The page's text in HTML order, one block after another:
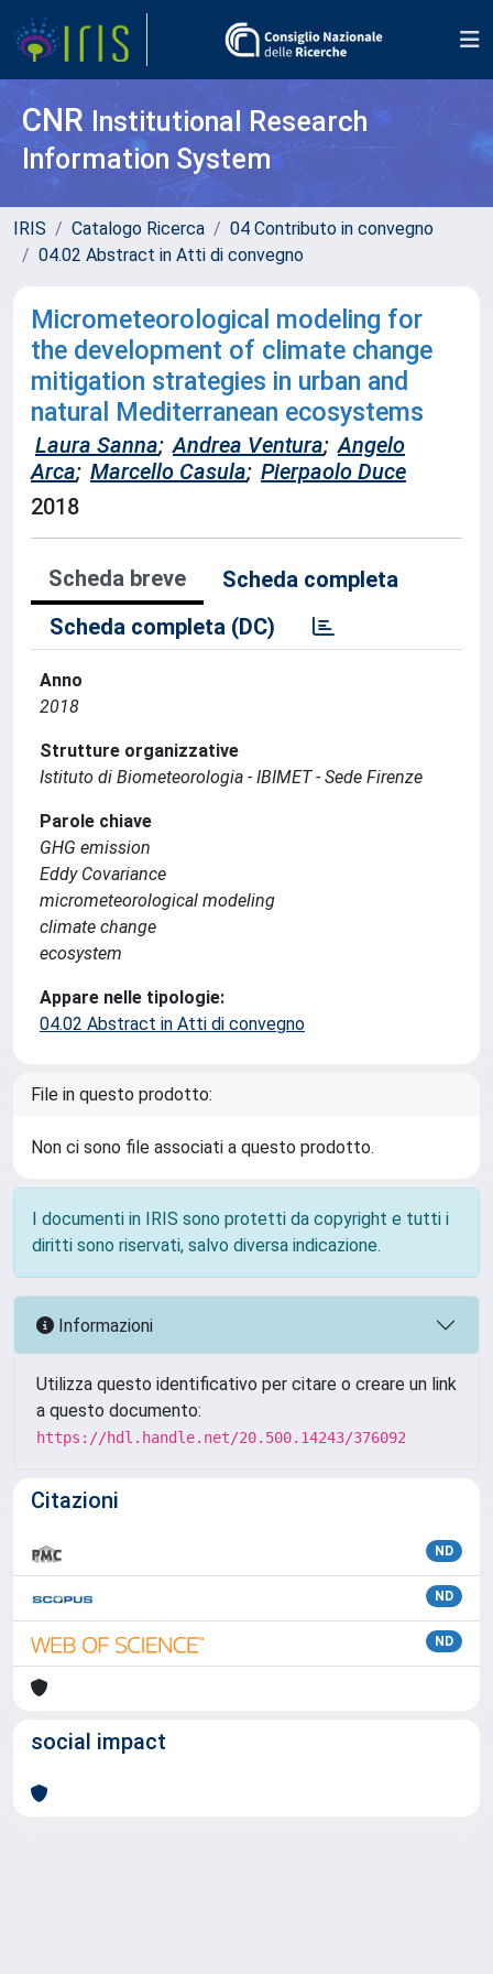
CNR Institutional Research
Information System
IRIS Catalogo Ricerca
04 Contributo in convegno
04.02 Abstract in Atti di convegno
Micrometeorological modeling for
the development of climate change
mitigation strategies in urban and
natural Mediterranean ecosystems
Laura Sanna; Andrea Ventura; Angelo
Arca; Marcello Casula; Pierpaolo Duce
2018
Scheda breve
Scheda completa
Scheda completa (DC)
Anno
2018
Strutture organizzative
Istituto di Biometeorologia - IBIMET - Sede Firenze
Parole chiave
GHG emission
Eddy Covariance
micrometeorological modeling
climate change
ecosystem
Appare nelle tipologie:
04.02 Abstract in Atti di convegno
File in questo prodotto:
Non ci sono file associati a questo prodotto.
I documenti in IRIS sono protetti da copyright e tutti i
diritti sono riservati, salvo diversa indicazione.
Informazioni
Utilizza questo identificativo per citare o creare un link
a questo documento:
https://hdl.handle.net/20.500.14243/376092
Citazioni
ND
ND
ND
social impact